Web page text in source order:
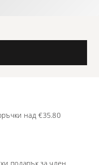
над €35.80